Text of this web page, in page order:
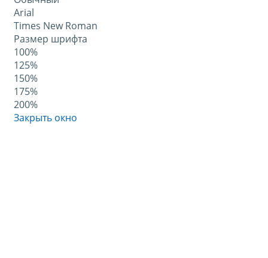
Arial
Times New Roman
Размер шрифта
100%
125%
150%
175%
200%
Закрыть окно